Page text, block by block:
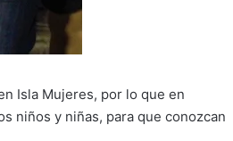
Isla Mujeres, por lo que en
niños y niñas, para que conozcan